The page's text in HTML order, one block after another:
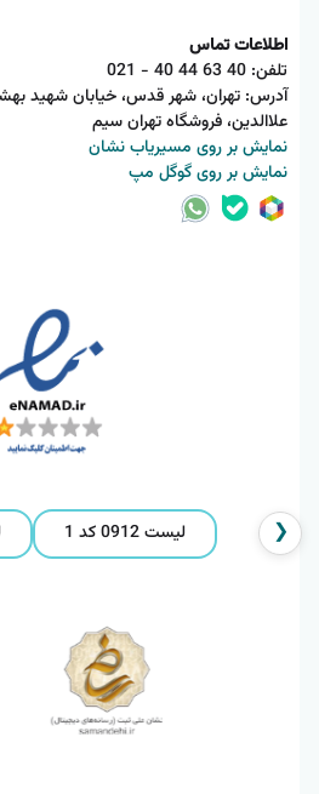
اطلاعات تماس
تلفن: 021 - 40 44 63 40
آدرس: تهران، شهر قدس، خیابان شهید
علاالدین، فروشگاه تهران سیم
نمایش بر روی مسیریاب نشان
نمایش بر روی گوگل مپ
❮ لیست 0912 کد 1